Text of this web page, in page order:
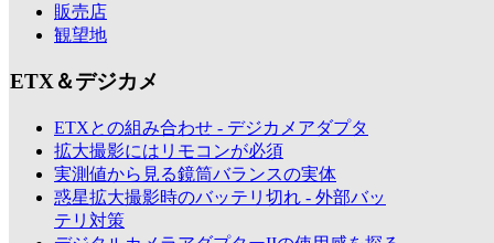
販売店
観望地
ETX＆デジカメ
ETXとの組み合わせ - デジカメアダプタ
拡大撮影にはリモコンが必須
実測値から見る鏡筒バランスの実体
惑星拡大撮影時のバッテリ切れ - 外部バッ
テリ対策